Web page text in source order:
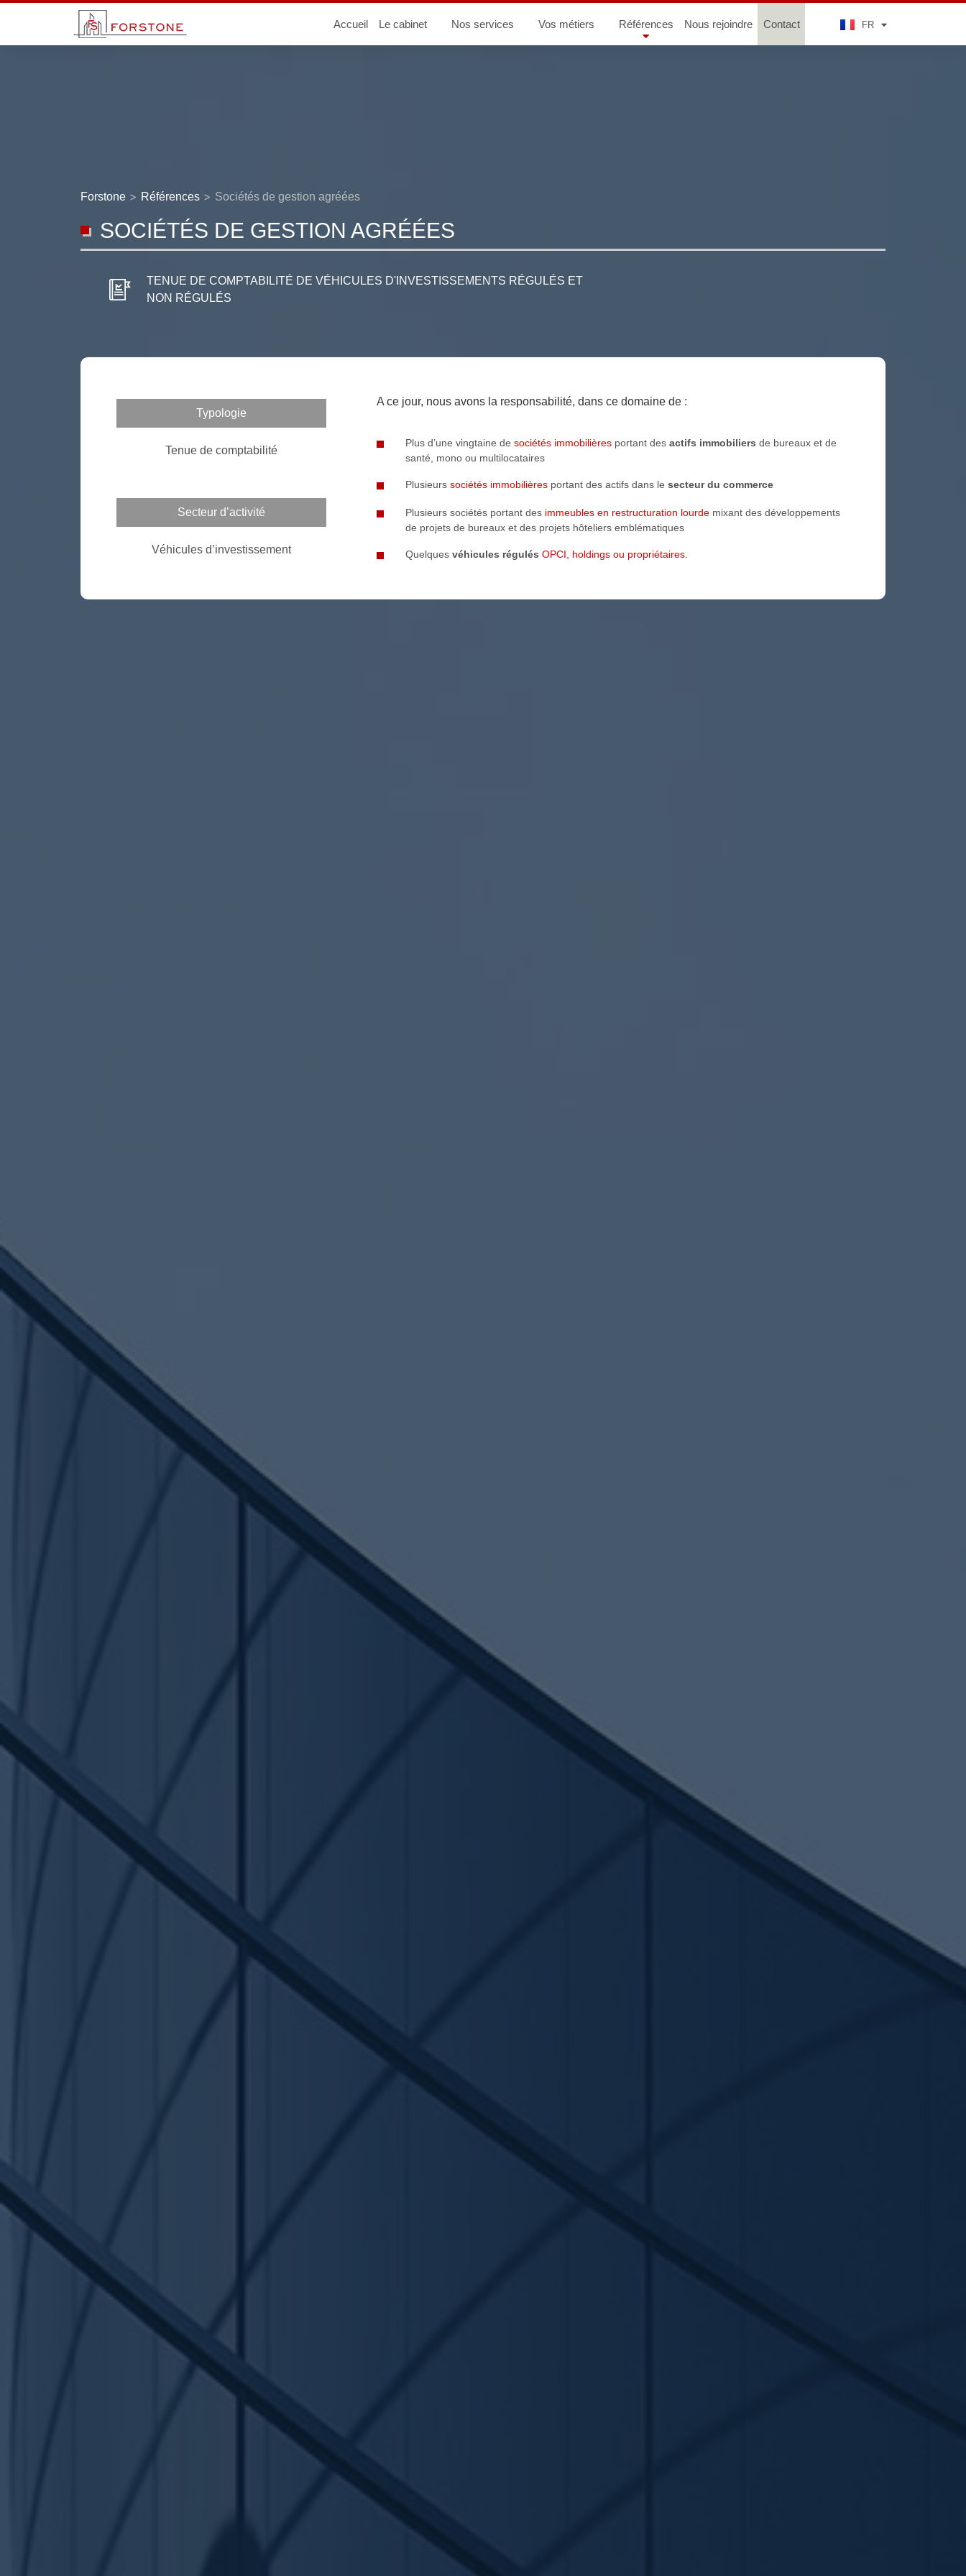
Accueil Le cabinet Nos services Vos métiers Références Nous rejoindre Contact FR
KO
Forstone > Références > Sociétés de gestion agréées
SOCIÉTÉS DE GESTION AGRÉÉES
TENUE DE COMPTABILITÉ DE VÉHICULES D'INVESTISSEMENTS RÉGULÉS ET
NON RÉGULÉS
Typologie
Tenue de comptabilité
Secteur d’activité
Véhicules d’investissement
A ce jour, nous avons la responsabilité, dans ce domaine de :
Plus d’une vingtaine de sociétés immobilières portant des actifs immobiliers de bureaux et de
santé, mono ou multilocataires
Plusieurs sociétés immobilières portant des actifs dans le secteur du commerce
Plusieurs sociétés portant des immeubles en restructuration lourde mixant des développements
de projets de bureaux et des projets hôteliers emblématiques
Quelques véhicules régulés OPCI, holdings ou propriétaires.